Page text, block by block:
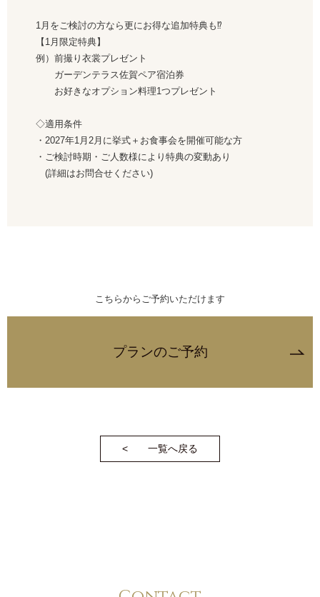
1月をご検討の方なら更にお得な追加特典も⁉
【1月限定特典】
例）前撮り衣裳プレゼント
ガーデンテラス佐賀ペア宿泊券
お好きなオプション料理1つプレゼント
◇適用条件
・2027年1月2月に挙式＋お食事会を開催可能な方
・ご検討時期・ご人数様により特典の変動あり
(詳細はお問合せください)
こちらからご予約いただけます
一覧へ戻る